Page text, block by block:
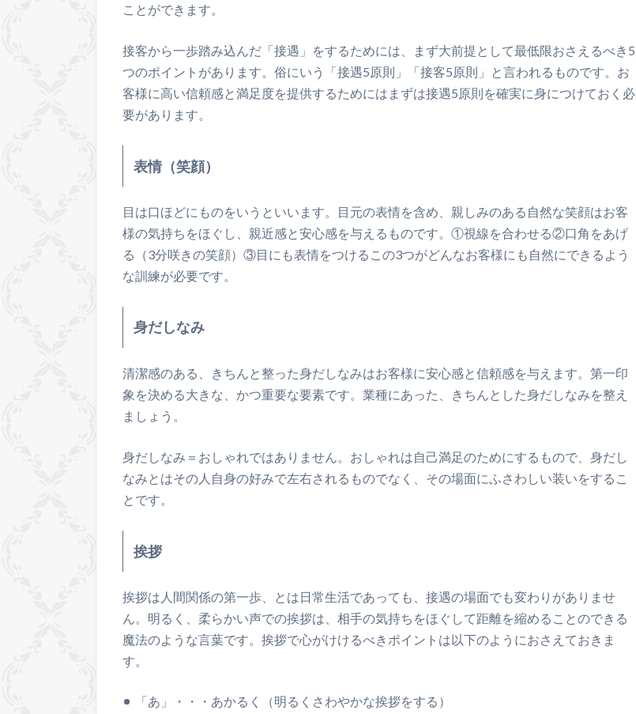
ことができます。
接客から一歩踏み込んだ「接遇」をするためには、まず大前提として最低限おさえるべき5
つのポイントがあります。俗にいう「接遇5原則」「接客5原則」と言われるものです。お
客様に高い信頼感と満足度を提供するためにはまずは接遇5原則を確実に身につけておく必
要があります。
表情（笑顔）
目は口ほどにものをいうといいます。目元の表情を含め、親しみのある自然な笑顔はお客
様の気持ちをほぐし、親近感と安心感を与えるものです。①視線を合わせる②口角をあげ
る（3分咲きの笑顔）③目にも表情をつけるこの3つがどんなお客様にも自然にできるよう
な訓練が必要です。
身だしなみ
清潔感のある、きちんと整った身だしなみはお客様に安心感と信頼感を与えます。第一印
象を決める大きな、かつ重要な要素です。業種にあった、きちんとした身だしなみを整え
ましょう。
身だしなみ＝おしゃれではありません。おしゃれは自己満足のためにするもので、身だし
なみとはその人自身の好みで左右されるものでなく、その場面にふさわしい装いをするこ
とです。
挨拶
挨拶は人間関係の第一歩、とは日常生活であっても、接遇の場面でも変わりがありませ
ん。明るく、柔らかい声での挨拶は、相手の気持ちをほぐして距離を縮めることのできる
魔法のような言葉です。挨拶で心がけけるべきポイントは以下のようにおさえておきま
す。
「あ」・・・あかるく（明るくさわやかな挨拶をする）